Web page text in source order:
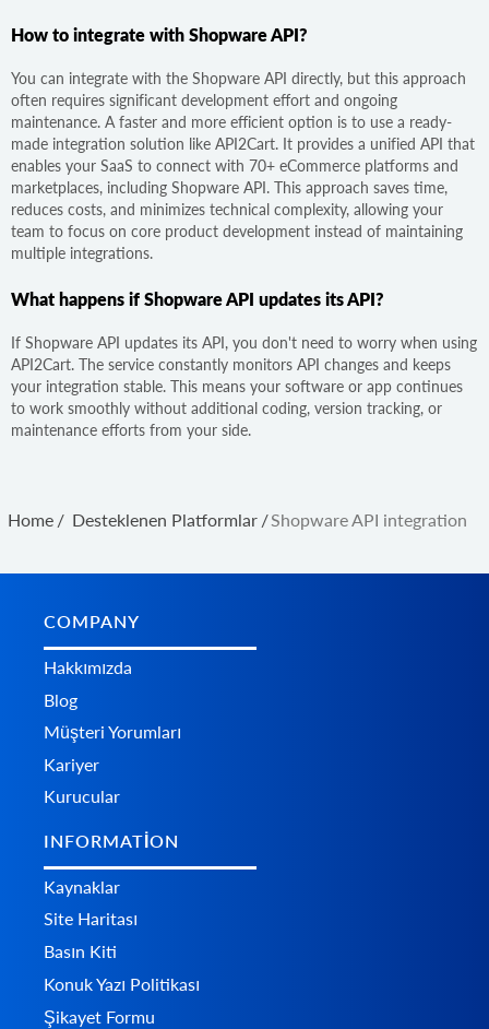
How to integrate with Shopware API?
You can integrate with the Shopware API directly, but this approach
often requires significant development effort and ongoing
maintenance. A faster and more efficient option is to use a ready-
made integration solution like API2Cart. It provides a unified API that
enables your SaaS to connect with 70+ eCommerce platforms and
marketplaces, including Shopware API. This approach saves time,
reduces costs, and minimizes technical complexity, allowing your
team to focus on core product development instead of maintaining
multiple integrations.
What happens if Shopware API updates its API?
If Shopware API updates its API, you don't need to worry when using
API2Cart. The service constantly monitors API changes and keeps
your integration stable. This means your software or app continues
to work smoothly without additional coding, version tracking, or
maintenance efforts from your side.
Home / Desteklenen Platformlar /Shopware API integration
COMPANY
Hakkımızda
Blog
Müşteri Yorumları
Kariyer
Kurucular
INFORMATION
Kaynaklar
Site Haritası
Basın Kiti
Konuk Yazı Politikası
Şikayet Formu